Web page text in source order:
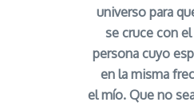
universo para
se cruce con
persona cuyo
en la misma
el mío. Que no